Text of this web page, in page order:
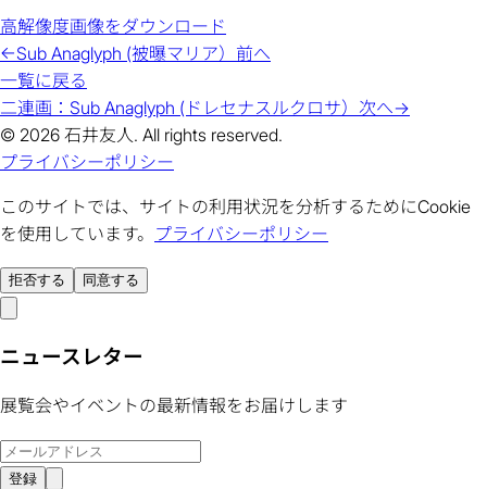
高解像度画像をダウンロード
←Sub Anaglyph (被曝マリア） 前へ
一覧に戻る
二連画：Sub Anaglyph (ドレセナスルクロサ） 次へ→
© 2026 石井友人. All rights reserved.
プライバシーポリシー
このサイトでは、サイトの利用状況を分析するためにCookie
を使用しています。 プライバシーポリシー
拒否する 同意する
ニュースレター
展覧会やイベントの最新情報をお届けします
登録